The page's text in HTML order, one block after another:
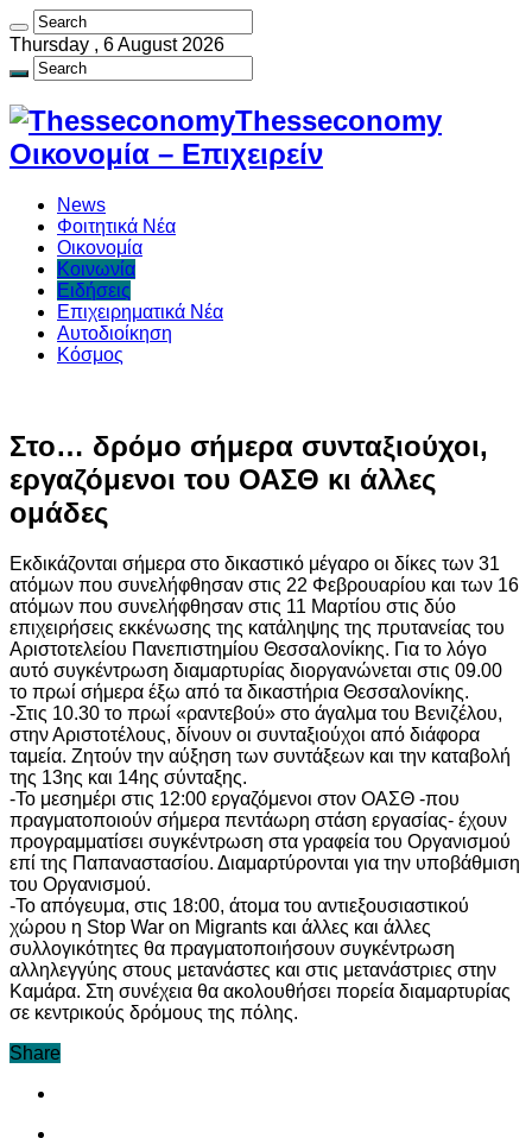
Thursday , 6 August 2026
Thesseconomy
Οικονομία – Επιχειρείν
News
Φοιτητικά Νέα
Οικονομία
Κοινωνία
Ειδήσεις
Επιχειρηματικά Νέα
Αυτοδιοίκηση
Κόσμος
Στο… δρόμο σήμερα συνταξιούχοι,
εργαζόμενοι του ΟΑΣΘ κι άλλες
ομάδες
Εκδικάζονται σήμερα στο δικαστικό μέγαρο οι δίκες των 31
ατόμων που συνελήφθησαν στις 22 Φεβρουαρίου και των 16
ατόμων που συνελήφθησαν στις 11 Μαρτίου στις δύο
επιχειρήσεις εκκένωσης της κατάληψης της πρυτανείας του
Αριστοτελείου Πανεπιστημίου Θεσσαλονίκης. Για το λόγο
αυτό συγκέντρωση διαμαρτυρίας διοργανώνεται στις 09.00
το πρωί σήμερα έξω από τα δικαστήρια Θεσσαλονίκης.
-Στις 10.30 το πρωί «ραντεβού» στο άγαλμα του Βενιζέλου,
στην Αριστοτέλους, δίνουν οι συνταξιούχοι από διάφορα
ταμεία. Ζητούν την αύξηση των συντάξεων και την καταβολή
της 13ης και 14ης σύνταξης.
-Το μεσημέρι στις 12:00 εργαζόμενοι στον ΟΑΣΘ -που
πραγματοποιούν σήμερα πεντάωρη στάση εργασίας- έχουν
προγραμματίσει συγκέντρωση στα γραφεία του Οργανισμού
επί της Παπαναστασίου. Διαμαρτύρονται για την υποβάθμιση
του Οργανισμού.
-Το απόγευμα, στις 18:00, άτομα του αντιεξουσιαστικού
χώρου η Stop War on Migrants και άλλες και άλλες
συλλογικότητες θα πραγματοποιήσουν συγκέντρωση
αλληλεγγύης στους μετανάστες και στις μετανάστριες στην
Καμάρα. Στη συνέχεια θα ακολουθήσει πορεία διαμαρτυρίας
σε κεντρικούς δρόμους της πόλης.
Share